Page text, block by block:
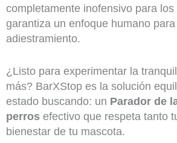
completamente inofensivo para los
garantiza un enfoque humano para
adiestramiento.
¿Listo para experimentar la
más? BarXStop es la solución
estado buscando: un Parador de
perrosefectivo que respeta tanto
bienestar de tu mascota.